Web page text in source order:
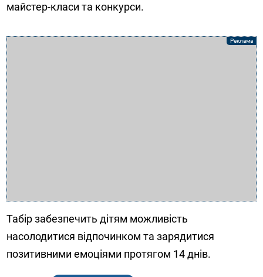
майстер-класи та конкурси.
Табір забезпечить дітям можливість
насолодитися відпочинком та зарядитися
позитивними емоціями протягом 14 днів.